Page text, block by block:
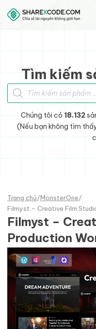
Skip to main content
Skip to footer
Tìm kiếm
Tìm kiếm sản phẩm
Chúng tôi có 18.132
(Nếu bạn không tìm
Trang chủ/MonsterOne/
Filmyst – Creative Film
Filmyst –
Production